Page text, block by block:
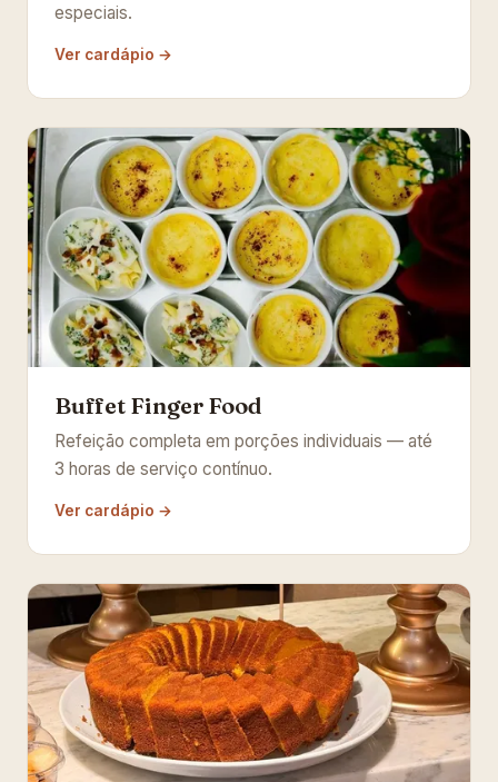
especiais.
Ver cardápio →
Buffet Finger Food
Refeição completa em porções individuais — até
3 horas de serviço contínuo.
Ver cardápio →